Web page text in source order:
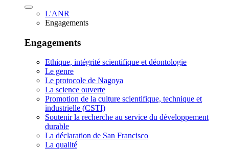
L'ANR
Engagements
Engagements
Ethique, intégrité scientifique et déontologie
Le genre
Le protocole de Nagoya
La science ouverte
Promotion de la culture scientifique, technique et
industrielle (CSTI)
Soutenir la recherche au service du développement
durable
La déclaration de San Francisco
La qualité